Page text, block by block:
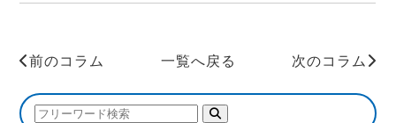
前のコラム 一覧へ戻る 次のコラム